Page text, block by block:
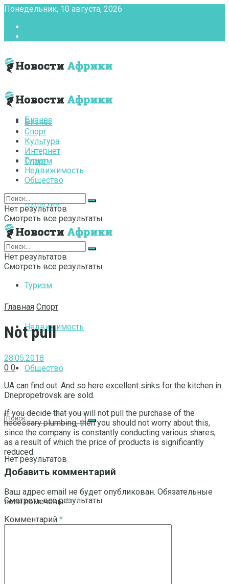
Понедельник, 10 августа, 2026
Бизнес
Спорт
Культура
Интернет
Туризм
Недвижимость
Общество
Нет результатов
Смотреть все результаты
Бизнес
Спорт
Культура
Интернет
Туризм
Недвижимость
Общество
Нет результатов
Смотреть все результаты
Нет результатов
Смотреть все результаты
Главная Спорт
Not pull
28.05.2018
0 0
UA can find out. And so here excellent sinks for the kitchen in
Dnepropetrovsk are sold.
If you decide that you will not pull the purchase of the
necessary plumbing, then you should not worry about this,
since the company is constantly conducting various shares,
as a result of which the price of products is significantly
reduced.
Добавить комментарий
Ваш адрес email не будет опубликован. Обязательные
поля помечены*
Комментарий *